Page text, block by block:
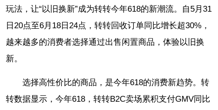
玩法，让“以旧换新”成为转转今年618的新潮流。自5月31
日20点至6月18日24点，转转回收订单同比增长超30%，
越来越多的消费者选择通过出售闲置商品，体验以旧换
新。
选择高性价比的商品，是今年618的消费新趋势。转
转数据显示，今年618，转转B2C卖场累积支付GMV同比